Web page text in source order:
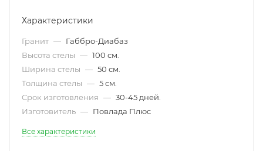
Характеристики
Гранит — Габбро-Диабаз
Высота стелы — 100 см.
Ширина стелы — 50 см.
Толщина стелы — 5 см.
Срок изготовления — 30-45 дней.
Изготовитель — Повлада Плюс
Все характеристики